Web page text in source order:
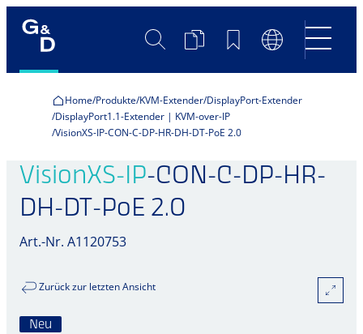
SucheProduktvergleich
Merkliste
Home Produkte KVM-Extender DisplayPort-Extender
DisplayPort1.1-Extender | KVM-over-IP
VisionXS-IP-CON-C-DP-HR-DH-DT-PoE 2.0
VisionXS-IP-CON-C-DP-HR-
DH-DT-PoE 2.0
Art.-Nr. A1120753
Zurück zur letzten Ansicht
Neu